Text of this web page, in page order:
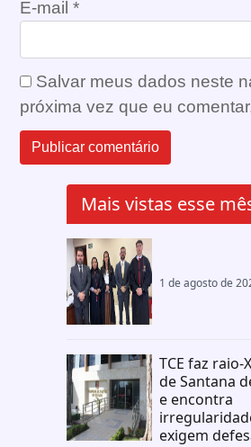
E-mail *
Salvar meus dados neste
próxima vez que eu
Mais vistas esse
1 de agosto de
TCE faz raio-
de Santana
e encontra
exigem